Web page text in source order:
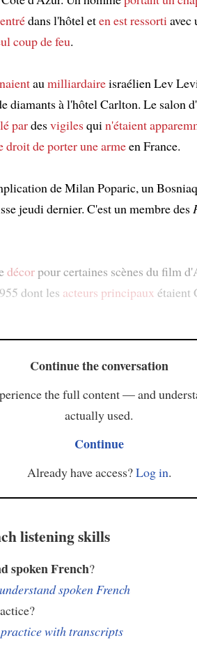
dans l'hôtel eten est ressortiavec
coup de feu.
aumilliardaireisraélien Lev
diamants à l'hôtel Carlton. Le salon
pardesvigilesquin'étaient
droit de porter une armeen France.
de Milan Poparic, un
jeudi dernier. C'est un membre des
décorpour certaines scènes du film
dont les acteurs principaux étaient
Continue the conversation
the full content — and
actually used.
Continue
Already have access?Log in.
listening skills
spoken French?
spoken French
with transcripts